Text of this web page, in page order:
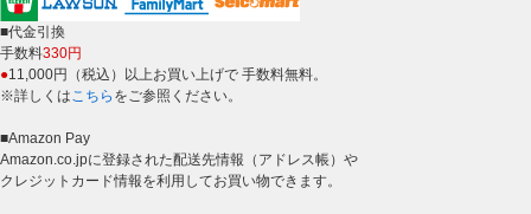
■代金引換
手数料330円
●11,000円（税込）以上お買い上げで 手数料無料。
※詳しくはこちら をご参照ください。
■Amazon Pay
Amazon.co.jpに登録された配送先情報（アドレス帳）や
クレジットカード情報を利用してお買い物できます。